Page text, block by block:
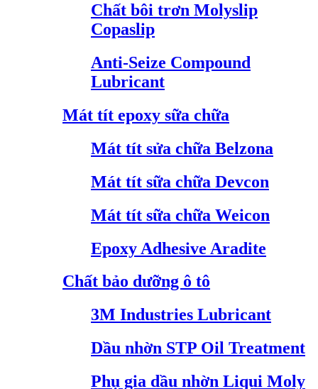
Chất bôi trơn Molyslip
Copaslip
Anti-Seize Compound
Lubricant
Mát tít epoxy sữa chữa
Mát tít sửa chữa Belzona
Mát tít sữa chữa Devcon
Mát tít sữa chữa Weicon
Epoxy Adhesive Aradite
Chất bảo dưỡng ô tô
3M Industries Lubricant
Dầu nhờn STP Oil Treatment
Phụ gia dầu nhờn Liqui Moly